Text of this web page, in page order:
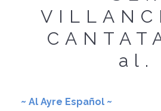
al.
~ Al Ayre Español ~